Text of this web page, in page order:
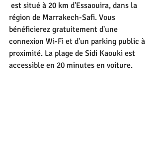
est situé à 20 km d'Essaouira, dans la
région de Marrakech-Safi. Vous
bénéficierez gratuitement d'une
connexion Wi-Fi et d'un parking public à
proximité. La plage de Sidi Kaouki est
accessible en 20 minutes en voiture.